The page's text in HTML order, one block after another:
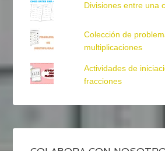
Divisiones entre una
Colección de
multiplicaciones
Actividades de
fracciones